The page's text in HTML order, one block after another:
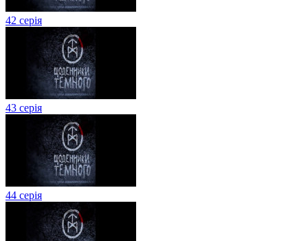
42 серія
43 серія
44 серія